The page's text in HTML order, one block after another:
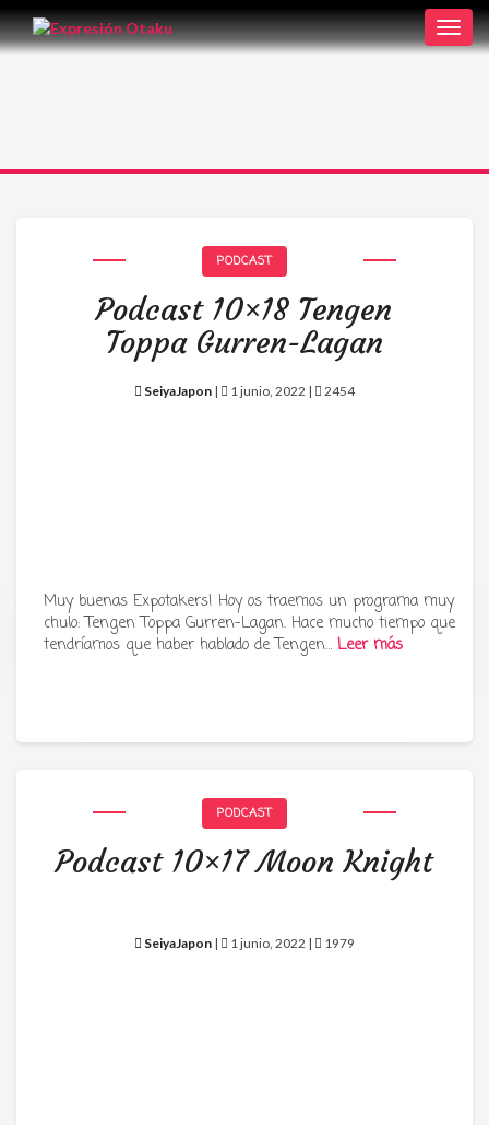
Tu radio y podcast sobre manga,
anime y cultura japonesa ツ
PODCAST
Podcast 10×18 Tengen
Toppa Gurren-Lagan
SeiyaJapon | 1 junio, 2022 | 2454
Muy buenas Expotakers! Hoy os traemos un programa muy
chulo: Tengen Toppa Gurren-Lagan. Hace mucho tiempo que
tendríamos que haber hablado de Tengen… Leer más
PODCAST
Podcast 10×17 Moon Knight
SeiyaJapon | 1 junio, 2022 | 1979